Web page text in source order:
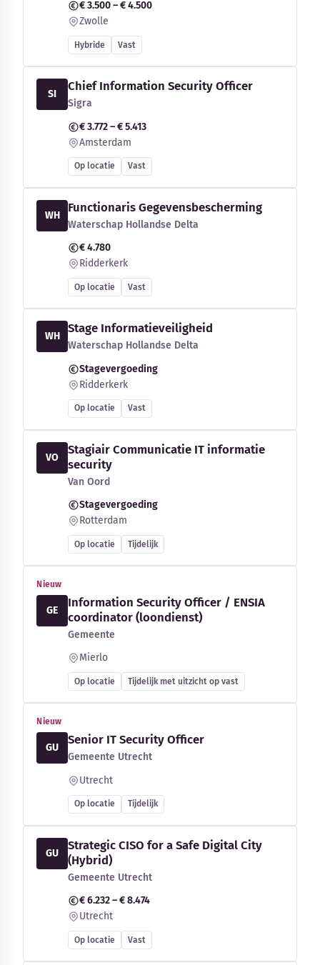
€ 3.500 – € 4.500
Zwolle
Hybride Vast
SI
Chief Information Security Officer
Sigra
€ 3.772 – € 5.413
Amsterdam
Op locatie Vast
WH
Functionaris Gegevensbescherming
Waterschap Hollandse Delta
€ 4.780
Ridderkerk
Op locatie Vast
WH
Stage Informatieveiligheid
Waterschap Hollandse Delta
Stagevergoeding
Ridderkerk
Op locatie Vast
VO
Stagiair Communicatie IT informatie
security
Van Oord
Stagevergoeding
Rotterdam
Op locatie Tijdelijk
Nieuw
GE
Information Security Officer / ENSIA
coordinator (loondienst)
Gemeente
Mierlo
Op locatie Tijdelijk met uitzicht op vast
Nieuw
GU
Senior IT Security Officer
Gemeente Utrecht
Utrecht
Op locatie Tijdelijk
GU
Strategic CISO for a Safe Digital City
(Hybrid)
Gemeente Utrecht
€ 6.232 – € 8.474
Utrecht
Op locatie Vast